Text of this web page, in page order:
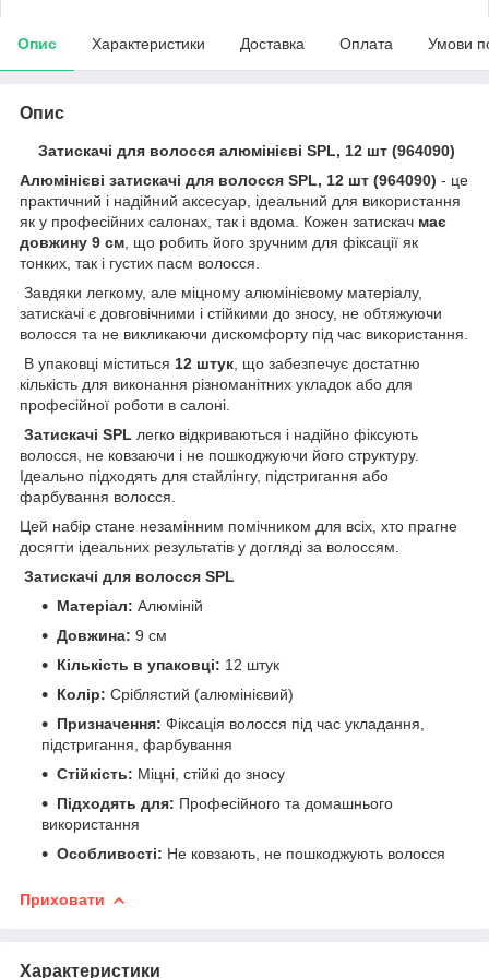
Опис Характеристики Доставка Оплата Умови
Опис
Затискачі для волосся алюмінієві SPL, 12 шт (964090)
Алюмінієві затискачі для волосся SPL, 12 шт (964090) - це
практичний і надійний аксесуар, ідеальний для використання
як у професійних салонах, так і вдома. Кожен затискач має
довжину 9 см , що робить його зручним для фіксації як
тонких, так і густих пасм волосся.
Завдяки легкому, але міцному алюмінієвому матеріалу,
затискачі є довговічними і стійкими до зносу, не обтяжуючи
волосся та не викликаючи дискомфорту під час використання.
В упаковці міститься 12 штук , що забезпечує достатню
кількість для виконання різноманітних укладок або для
професійної роботи в салоні.
Затискачі SPL легко відкриваються і надійно фіксують
волосся, не ковзаючи і не пошкоджуючи його структуру.
Ідеально підходять для стайлінгу, підстригання або
фарбування волосся.
Цей набір стане незамінним помічником для всіх, хто прагне
досягти ідеальних результатів у догляді за волоссям.
Затискачі для волосся SPL
Матеріал: Алюміній
Довжина: 9 см
Кількість в упаковці: 12 штук
Колір: Сріблястий (алюмінієвий)
Призначення: Фіксація волосся під час укладання,
підстригання, фарбування
Стійкість: Міцні, стійкі до зносу
Підходять для: Професійного та домашнього
використання
Особливості: Не ковзають, не пошкоджують волосся
Приховати
Характеристики